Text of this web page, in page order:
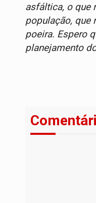
asfáltica, o que
população, que
poeira. Espero
planejamento